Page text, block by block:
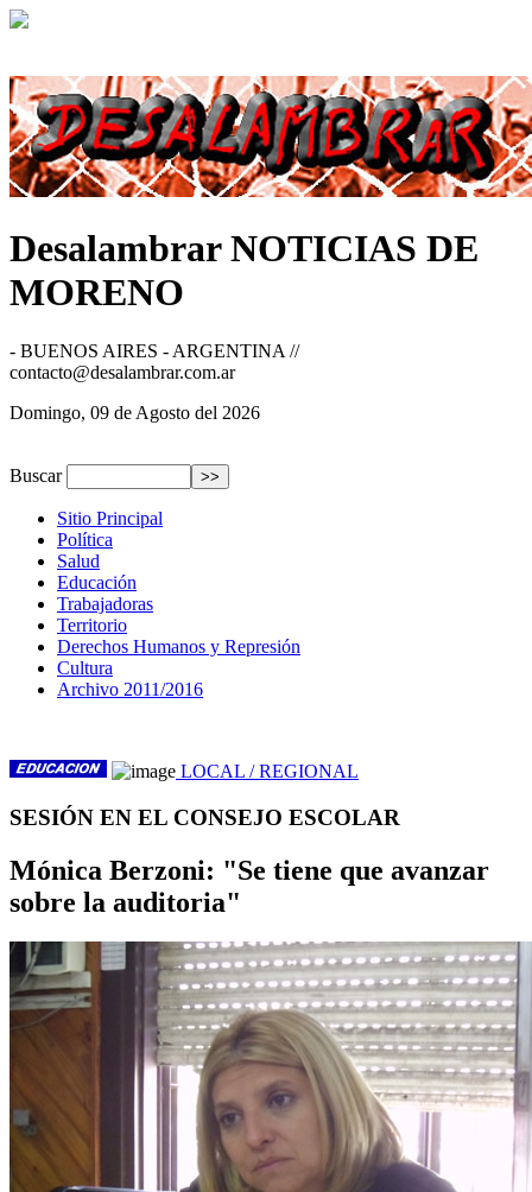
DesalambrarNOTICIAS DE
MORENO
- BUENOS AIRES - ARGENTINA //
contacto@desalambrar.com.ar
Domingo, 09 de Agosto del 2026
Buscar
Sitio Principal
Política
Salud
Educación
Trabajadoras
Territorio
Derechos Humanos y Represión
Cultura
Archivo 2011/2016
LOCAL / REGIONAL
SESIÓN EN EL CONSEJO ESCOLAR
Mónica Berzoni: "Se tiene que avanzar
sobre la auditoria"